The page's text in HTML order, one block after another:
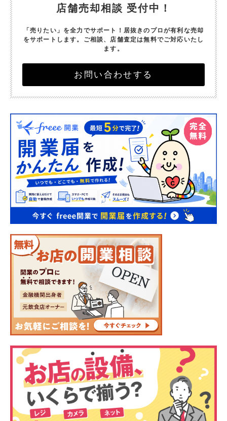
店舗売却相談 受付中！
「売りたい」を全力でサポート！ 居抜きのプロが有利な売却
をサポートします。 ご相談、店舗査定は無料でご対応いたし
ます。
お問い合わせする